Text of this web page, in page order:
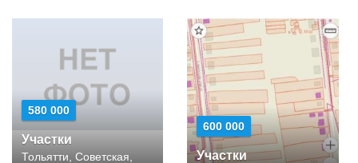
580 000
Участки
Тольятти, Советская,
600 000
Участки